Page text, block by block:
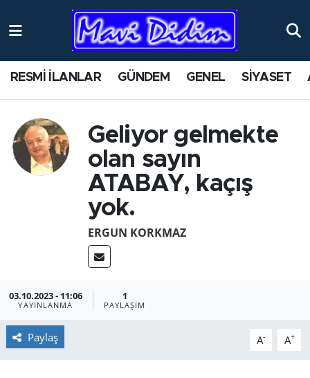
RESMİ İLANLAR GÜNDEM GENEL SİYASET
Geliyor gelmekte
olan sayın
ATABAY, kaçış
yok.
ERGUN KORKMAZ
03.10.2023 - 11:06
YAYINLANMA
1
PAYLAŞIM
Paylaş A- A+
ANTİK YERLER
AYDIN
BİLİM VE TEKNOLOJİ
EKONOMİ
GENEL
GÜNDEM
Nöbetçi Eczaneler
Namaz Vakitleri
Trafik Durumu
Süper Lig Puan Durumu ve Fikstür
Tüm Manşetler
Son Dakika Haberleri
Haber Arşivi